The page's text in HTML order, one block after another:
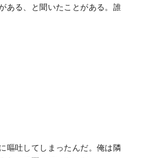
ある、と聞いたことがある。誰
嘔吐してしまったんだ。俺は隣